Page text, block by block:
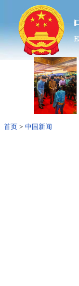
首页 > 中国新闻